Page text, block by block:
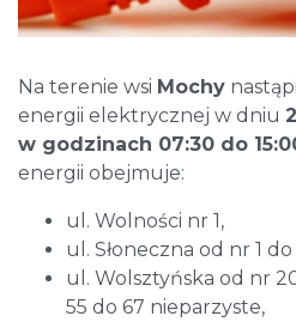
Na terenie wsi Mochy
energii elektrycznej w dniu
w godzinach 07:30 do
energii obejmuje:
ul. Wolności nr 1,
ul. Słoneczna od nr 1 do
ul. Wolsztyńska od nr
55 do 67 nieparzyste,